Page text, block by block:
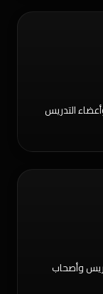
التدريس
وأصحاب